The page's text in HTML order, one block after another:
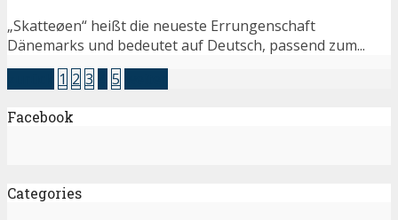
„Skatteøen“ heißt die neueste Errungenschaft
Dänemarks und bedeutet auf Deutsch, passend zum...
1 2 3 5
Facebook
Categories